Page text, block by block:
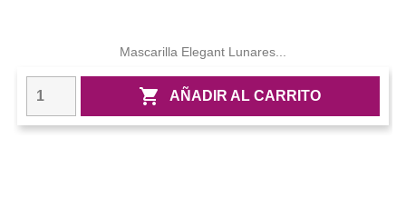
Mascarilla Elegant Lunares...
 AÑADIR AL CARRITO